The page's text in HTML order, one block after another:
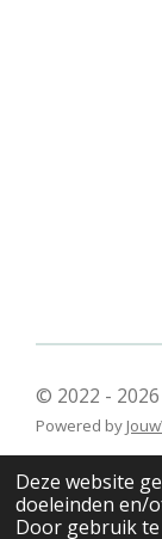
Deze website
doeleinden en/
Door gebruik
© 2022 -
Powered by